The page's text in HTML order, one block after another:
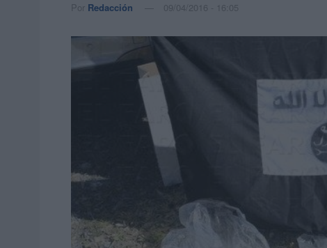
Por Redacción 09/04/2016 - 16:05